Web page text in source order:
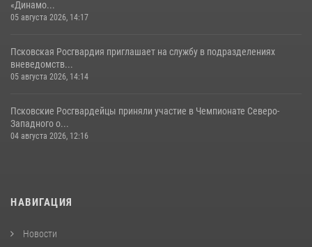
«Динамо...
05 августа 2026, 14:17
Псковская Росгвардия приглашает на службу в подразделениях
вневедомств...
05 августа 2026, 14:14
Псковские Росгвардейцы приняли участие в Чемпионате Северо-
Западного о...
04 августа 2026, 12:16
НАВИГАЦИЯ
Новости